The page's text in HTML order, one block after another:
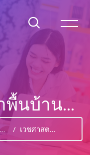
เวชศาสตร์กัญชาพื้นบ้านเพชรบุรี
เวชศาสตร์กัญชาพื้นบ้านเพชรบุรี